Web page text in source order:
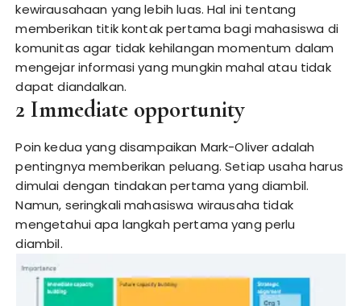
kewirausahaan yang lebih luas. Hal ini tentang
memberikan titik kontak pertama bagi mahasiswa di
komunitas agar tidak kehilangan momentum dalam
mengejar informasi yang mungkin mahal atau tidak
dapat diandalkan.
2 Immediate opportunity
Poin kedua yang disampaikan Mark-Oliver adalah
pentingnya memberikan peluang. Setiap usaha harus
dimulai dengan tindakan pertama yang diambil.
Namun, seringkali mahasiswa wirausaha tidak
mengetahui apa langkah pertama yang perlu
diambil.